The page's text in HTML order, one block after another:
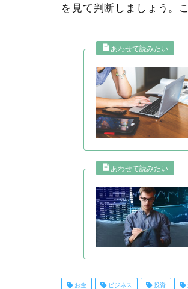
を見て判断しましょう。
お金 ビジネス 投資